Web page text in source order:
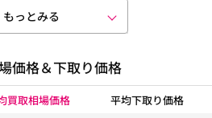
もっとみる
価格＆下取り価格
買取相場価格 平均下取り価格